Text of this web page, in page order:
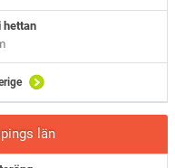
hettan
län